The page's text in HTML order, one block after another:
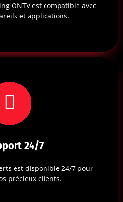
ONTV est compatible avec
et applications.
24/7
est disponible 24/7 pour
précieux clients.